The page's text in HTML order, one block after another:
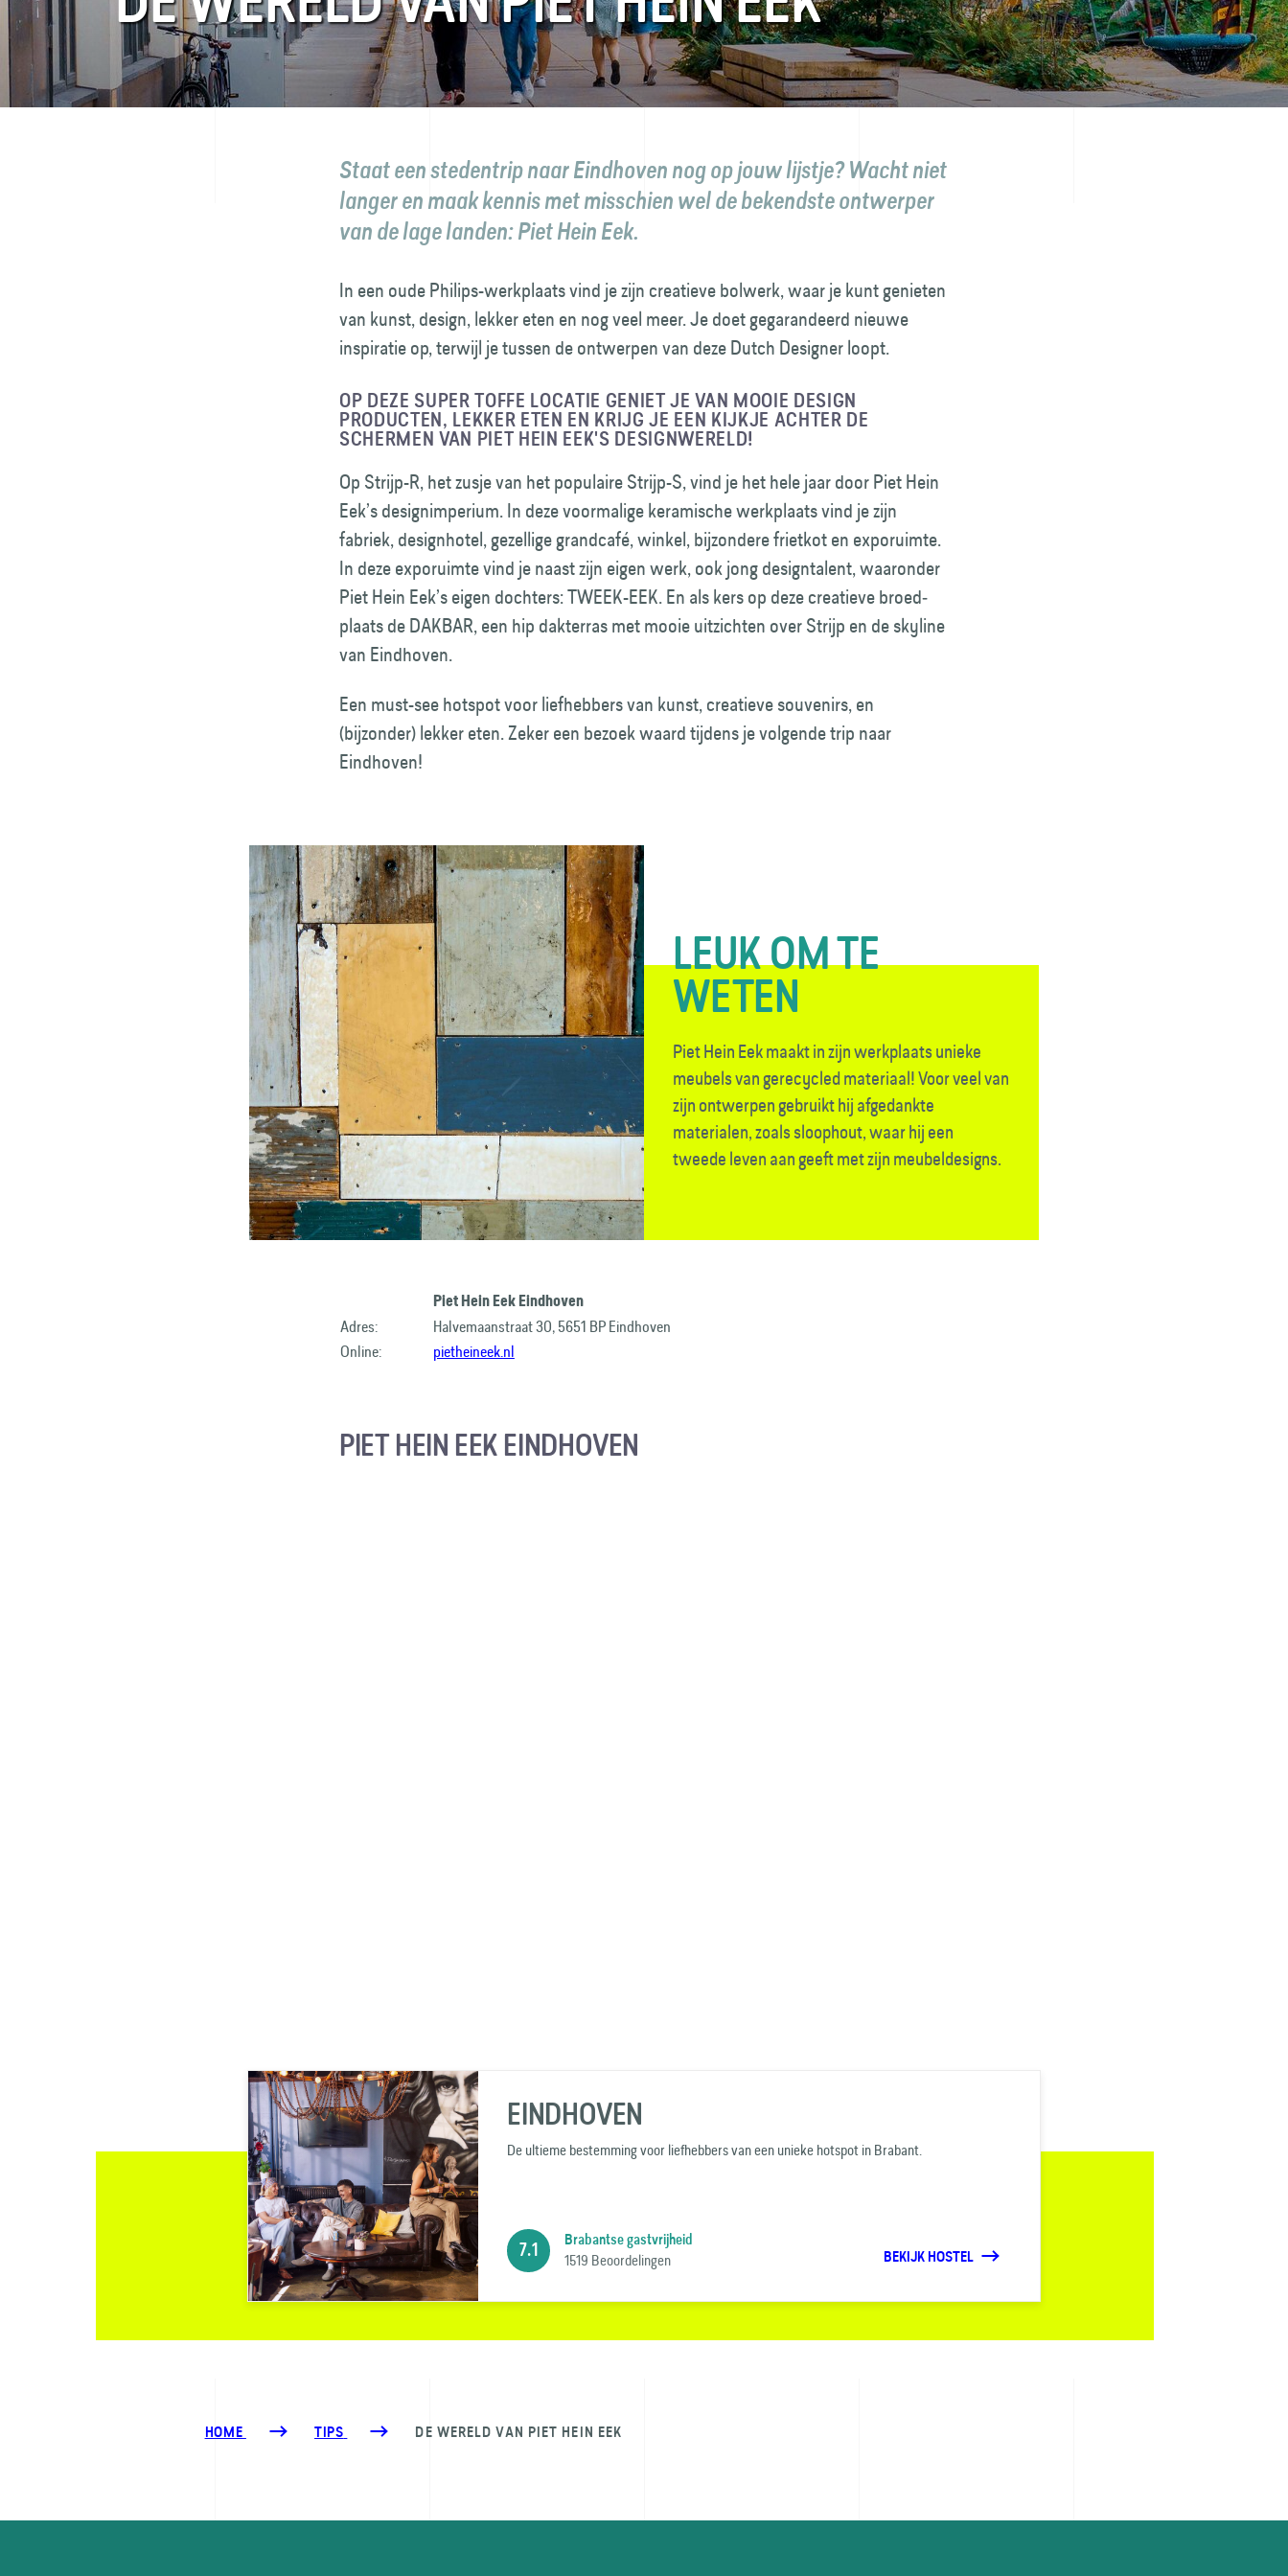
FAQ
Staat een stedentrip naar Eindhoven nog op jouw lijstje? Wacht niet
langer en maak kennis met misschien wel de bekendste ontwerper
van de lage landen: Piet Hein Eek.
In een oude Philips-werkplaats vind je zijn creatieve bolwerk, waar je kunt genieten
van kunst, design, lekker eten en nog veel meer. Je doet gegarandeerd nieuwe
inspiratie op, terwijl je tussen de ontwerpen van deze Dutch Designer loopt.
OP DEZE SUPER TOFFE LOCATIE GENIET JE VAN MOOIE DESIGN
PRODUCTEN, LEKKER ETEN EN KRIJG JE EEN KIJKJE ACHTER DE
SCHERMEN VAN PIET HEIN EEK'S DESIGNWERELD!
Op Strijp-R, het zusje van het populaire Strijp-S, vind je het hele jaar door Piet Hein
Eek’s designimperium. In deze voormalige keramische werkplaats vind je zijn
fabriek, designhotel, gezellige grandcafé, winkel, bijzondere frietkot en exporuimte.
In deze exporuimte vind je naast zijn eigen werk, ook jong designtalent, waaronder
Piet Hein Eek’s eigen dochters: TWEEK-EEK. En als kers op deze creatieve broed­
plaats de DAKBAR, een hip dakterras met mooie uitzichten over Strijp en de skyline
van Eindhoven.
Een must-see hotspot voor liefhebbers van kunst, creatieve souvenirs, en
(bijzonder) lekker eten. Zeker een bezoek waard tijdens je volgende trip naar
Eindhoven!
LEUK OM TE
WETEN
Piet Hein Eek maakt in zijn werkplaats unieke
meubels van gerecycled materiaal! Voor veel van
zijn ontwerpen gebruikt hij afgedankte
materialen, zoals sloophout, waar hij een
tweede leven aan geeft met zijn meubeldesigns.
Piet Hein Eek Eindhoven
Adres:
Halvemaanstraat 30, 5651 BP Eindhoven
Online:
pietheineek.nl
PIET HEIN EEK EINDHOVEN
EINDHOVEN
De ultieme bestemming voor liefhebbers van een unieke hotspot in Brabant.
7.1
Brabantse gastvrijheid
1519 Beoordelingen BEKIJK HOSTEL
HOME TIPS DE WERELD VAN PIET HEIN EEK